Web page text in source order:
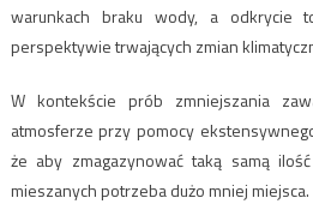
warunkach braku wody, a odkrycie
perspektywie trwających zmian
W kontekście prób zmniejszania
atmosferze przy pomocy
że aby zmagazynować taką samą
mieszanych potrzeba dużo mniej miejsca.